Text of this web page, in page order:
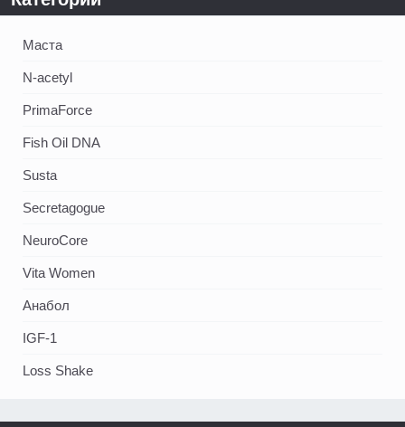
Маста
N-acetyl
PrimaForce
Fish Oil DNA
Susta
Secretagogue
NeuroCore
Vita Women
Анабол
IGF-1
Loss Shake